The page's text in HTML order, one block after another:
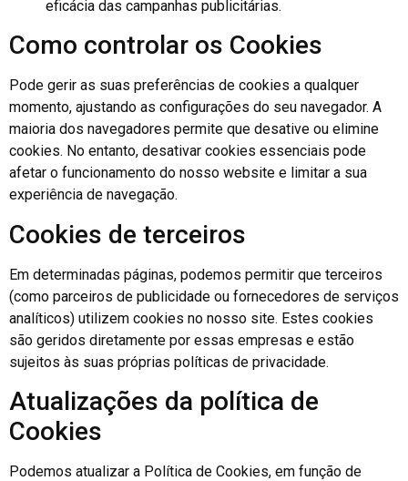
eficácia das campanhas publicitárias.
Como controlar os Cookies
Pode gerir as suas preferências de cookies a qualquer
momento, ajustando as configurações do seu navegador. A
maioria dos navegadores permite que desative ou elimine
cookies. No entanto, desativar cookies essenciais pode
afetar o funcionamento do nosso website e limitar a sua
experiência de navegação.
Cookies de terceiros
Em determinadas páginas, podemos permitir que terceiros
(como parceiros de publicidade ou fornecedores de serviços
analíticos) utilizem cookies no nosso site. Estes cookies
são geridos diretamente por essas empresas e estão
sujeitos às suas próprias políticas de privacidade.
Atualizações da política de
Cookies
Podemos atualizar a Política de Cookies, em função de